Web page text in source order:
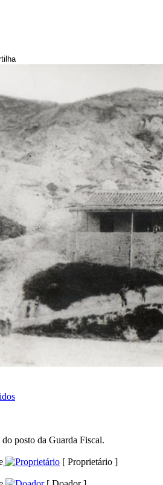
posto da Guarda Fiscal.
[ Proprietário ]